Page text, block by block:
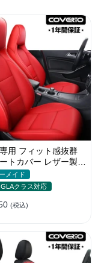
用 フィット感抜群
トカバー レザー製
メイド 全席セット
メイド
クラス対応
(税込)